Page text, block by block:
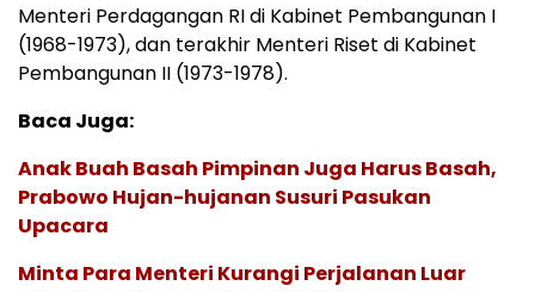
Menteri Perdagangan RI di Kabinet Pembangunan I
(1968-1973), dan terakhir Menteri Riset di Kabinet
Pembangunan II (1973-1978).
Baca Juga:
Anak Buah Basah Pimpinan Juga Harus Basah,
Prabowo Hujan-hujanan Susuri Pasukan
Upacara
Minta Para Menteri Kurangi Perjalanan Luar